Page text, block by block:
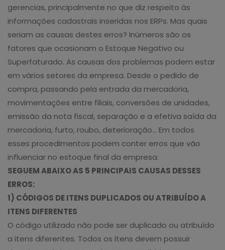
gerencias, principalmente no que diz respeito às
informações cadastrais inseridas nos ERPs. Mas quais
seriam as causas destes erros? Inúmeros são os
fatores que ocasionam o Estoque Negativo ou
Superfaturado. As causas dos problemas podem estar
em vários setores da empresa. Desde o pedido de
compra, passando pela entrada da mercadoria,
movimentações entre filiais, conversões de unidades,
emissão da nota fiscal, separação e a efetiva saída da
mercadoria, furto, roubo, deterioração… Em todos
esses procedimentos podem conter erros que vão
influenciar no estoque final da empresa.
SEGUEM ABAIXO AS 5 PRINCIPAIS CAUSAS DESSES
ERROS:
1) CÓDIGOS DE ITENS DUPLICADOS OU ATRIBUÍDO A
ITENS DIFERENTES
O código utilizado não pode ser duplicado ou atribuído
a itens diferentes. Todos os itens devem possuir